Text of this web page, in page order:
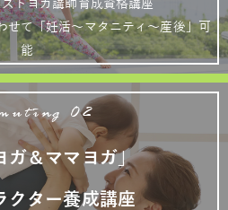
トヨガ講師育成資格講座
せて「妊活～マタニティ～産後」可
能
02
ガ＆ママヨガ」
クター養成講座